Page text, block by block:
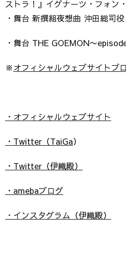
ストラ！』イグナーツ・フォン
・舞台 新撰組夜想曲 沖田総司役
・舞台 THE GOEMON〜
※オフィシャルウェブサイトプ
・オフィシャルウェブサイト
・Twitter（TaiGa）
・Twitter（伊織殿）
・amebaブログ
・インスタグラム（伊織殿）